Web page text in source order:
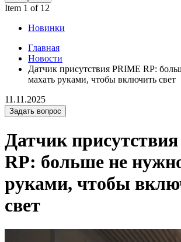
Item 1 of 12
Новинки
Главная
Новости
Датчик присутствия PRIME RP:
махать руками, чтобы включить свет
11.11.2025
Задать вопрос
Датчик
RP: больше не
руками, чтобы
свет